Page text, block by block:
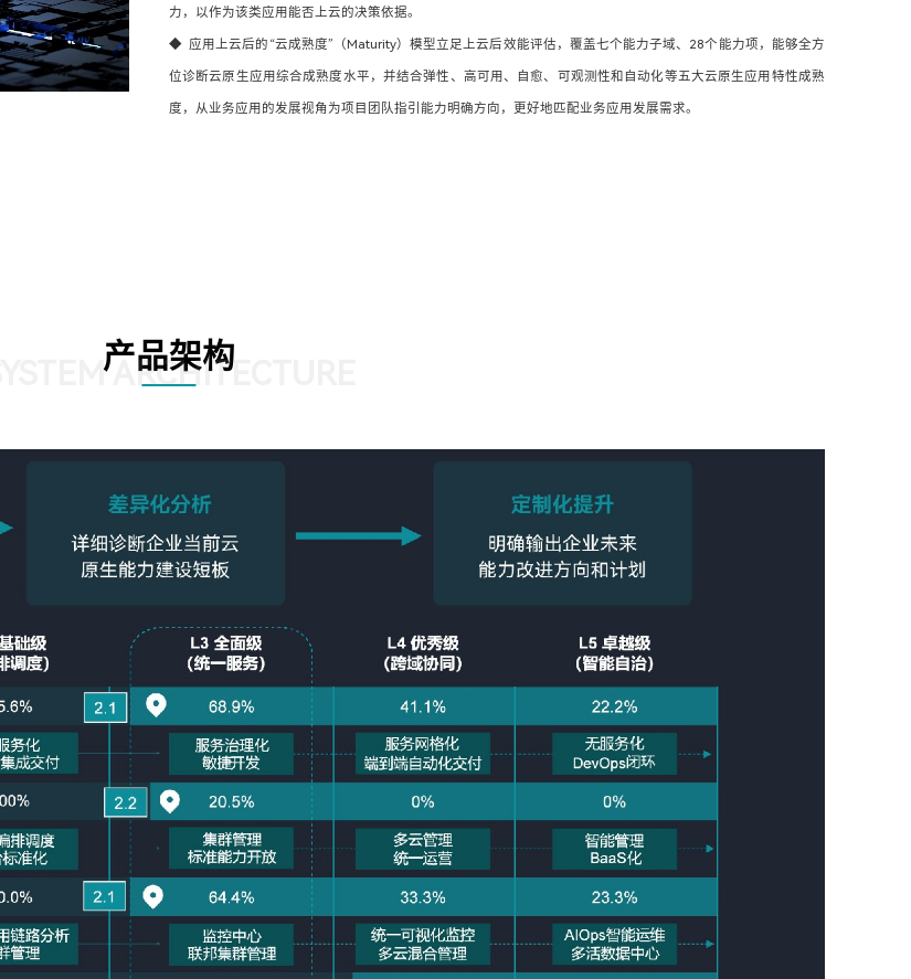
力，以作为该类应用能否上云的决策依据。
◆ 应用上云后的“云成熟度”（Maturity）模型立足上云后效能评估，覆盖七个能力子域、28个能力项，能够全方
位诊断云原生应用综合成熟度水平，并结合弹性、高可用、自愈、可观测性和自动化等五大云原生应用特性成熟
度，从业务应用的发展视角为项目团队指引能力明确方向，更好地匹配业务应用发展需求。
产品架构
SYSTEM ARCHITECTURE